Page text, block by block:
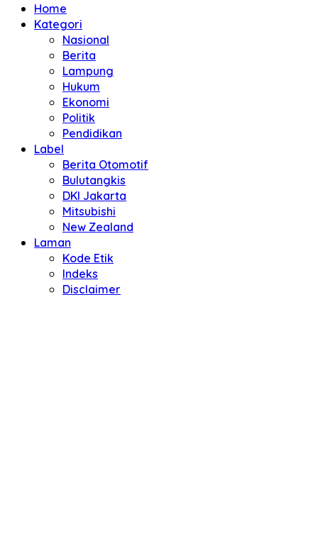
Home
Kategori
Nasional
Berita
Lampung
Hukum
Ekonomi
Politik
Pendidikan
Label
Berita Otomotif
Bulutangkis
DKI Jakarta
Mitsubishi
New Zealand
Laman
Kode Etik
Indeks
Disclaimer